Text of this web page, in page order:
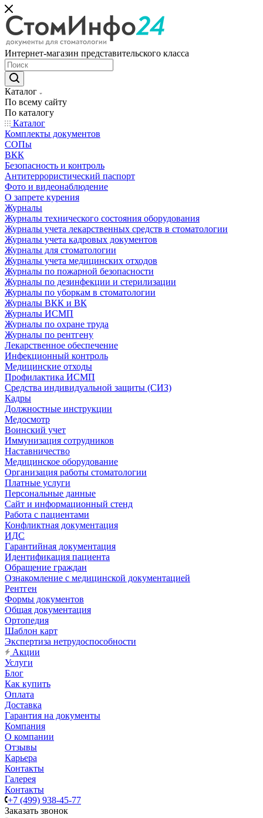
Интернет-магазин представительского класса
Каталог
По всему сайту
По каталогу
Каталог
Комплекты документов
СОПы
ВКК
Безопасность и контроль
Антитеррористический паспорт
Фото и видеонаблюдение
О запрете курения
Журналы
Журналы технического состояния оборудования
Журналы учета лекарственных средств в стоматологии
Журналы учета кадровых документов
Журналы для стоматологии
Журналы учета медицинских отходов
Журналы по пожарной безопасности
Журналы по дезинфекции и стерилизации
Журналы по уборкам в стоматологии
Журналы ВКК и ВК
Журналы ИСМП
Журналы по охране труда
Журналы по рентгену
Лекарственное обеспечение
Инфекционный контроль
Медицинские отходы
Профилактика ИСМП
Средства индивидуальной защиты (СИЗ)
Кадры
Должностные инструкции
Медосмотр
Воинский учет
Иммунизация сотрудников
Наставничество
Медицинское оборудование
Организация работы стоматологии
Платные услуги
Персональные данные
Сайт и информационный стенд
Работа с пациентами
Конфликтная документация
ИДС
Гарантийная документация
Идентификация пациента
Обращение граждан
Ознакомление с медицинской документацией
Рентген
Формы документов
Общая документация
Ортопедия
Шаблон карт
Экспертиза нетрудоспособности
Акции
Услуги
Блог
Как купить
Оплата
Доставка
Гарантия на документы
Компания
О компании
Отзывы
Карьера
Контакты
Галерея
Контакты
+7 (499) 938-45-77
Заказать звонок